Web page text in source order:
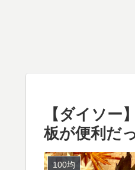
【ダイソー
板が便利だ
100均